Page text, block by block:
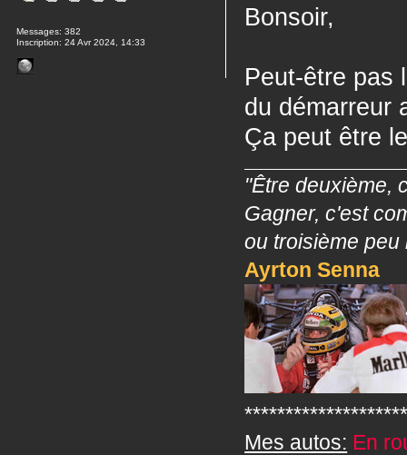
Bonsoir,
Peut-être pas
du démarreur
Ça peut être
"Être deuxième,
Gagner, c'est
ou troisième
Ayrton Senna
Mes autos: En
Messages: 382
Inscription: 24 Avr 2024, 14:33